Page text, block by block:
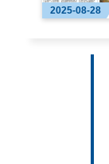
2025-08-28